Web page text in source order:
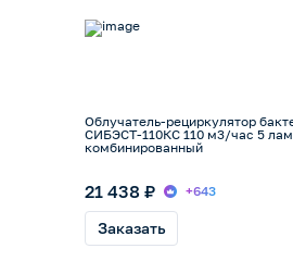
Облучатель-рециркулятор
СИБЭСТ-110КС 110 м3/час 5
комбинированный
21 438 ₽ +643
Заказать